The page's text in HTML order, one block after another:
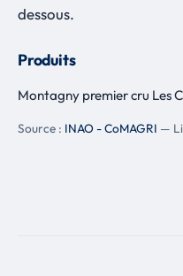
dessous.
Produits
Montagny premier cru Les
Source : INAO - CoMAGRI —